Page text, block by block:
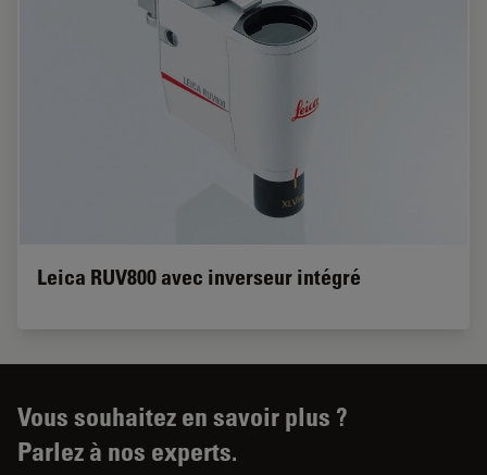
Leica RUV800 avec inverseur intégré
Vous souhaitez en savoir plus ?
Parlez à nos experts.